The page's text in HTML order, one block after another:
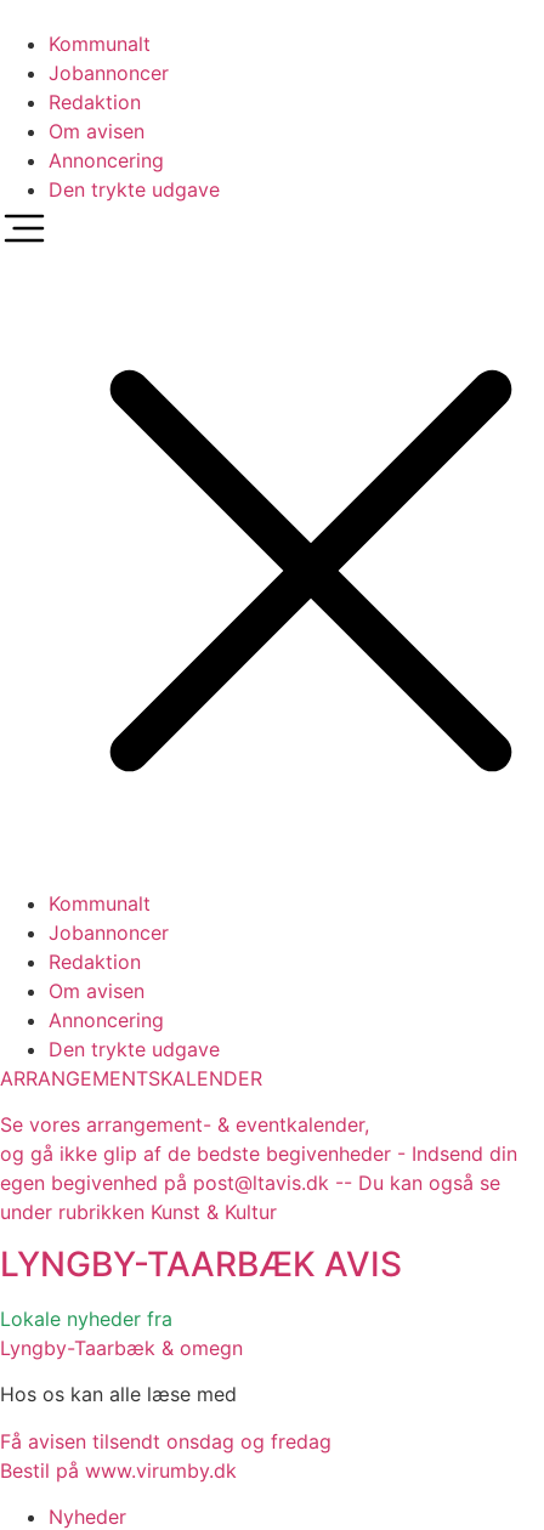
indhold
Kommunalt
Jobannoncer
Redaktion
Om avisen
Annoncering
Den trykte udgave
Kommunalt
Jobannoncer
Redaktion
Om avisen
Annoncering
Den trykte udgave
ARRANGEMENTSKALENDER
Se vores arrangement- & eventkalender,
og gå ikke glip af de bedste begivenheder - Indsend din
egen begivenhed på post@ltavis.dk -- Du kan også se
under rubrikken Kunst & Kultur
LYNGBY-TAARBÆK AVIS
Lokale nyheder fra
Lyngby-Taarbæk & omegn
Hos os kan alle læse med
Få avisen tilsendt onsdag og fredag
Bestil på www.virumby.dk
Nyheder